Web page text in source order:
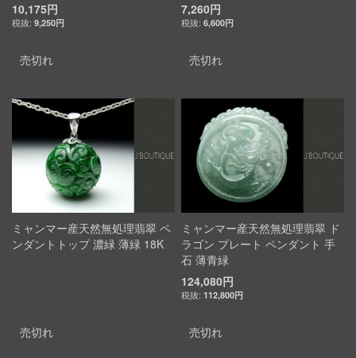
10,175円
9,250円
売切れ
7,260円
6,600円
売切れ
ミャンマー産天然無処理翡翠 ペ
ンダントトップ 濃緑 薄緑 18K
売切れ
ミャンマー産天然無処理翡翠 ド
ラゴン プレート ペンダント 手
石 薄青緑
124,080円
112,800円
売切れ